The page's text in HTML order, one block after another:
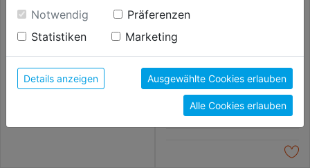
Baueimer schwarz 20l DM
35,5cm Höhe 26,5cm m.
Nasenbügel
4,99€ Farbpuder in Flasche 180g
5,59€
Einwilligung werden die Daten von Drittanbieter,
unter anderem auch in den USA, verarbeitet.
Durch Klick auf "Alle Cookies erlauben" stimmst du
der Verwendung aller Cookies zu. Unter "Details
anzeigen" findest du alle Infos zu den
unterschiedlichen Cookies, unter "Cookies
Konfigurieren" kannst du auswählen, welche Cookies
du zulassen möchtest und welche nicht.
Notwendig
Präferenzen
Statistiken
Marketing
Details anzeigen Ausgewählte Cookies erlauben
Alle Cookies erlauben